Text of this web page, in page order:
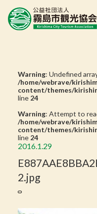
Warning: Undefined
/home/webrave/
content/themes/
line 24
Warning: Attempt to
/home/webrave/
content/themes/
line 24
2016.1.29
2.jpg